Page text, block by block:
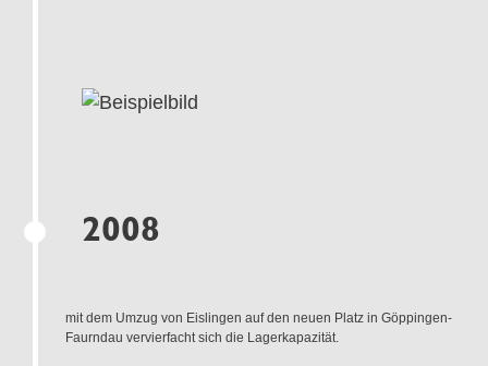
2008
mit dem Umzug von Eislingen auf den neuen Platz in Göppingen-
Faurndau vervierfacht sich die Lagerkapazität.